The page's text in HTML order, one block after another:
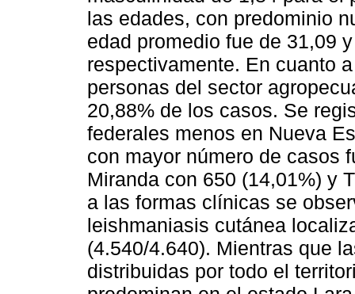
las edades, con predominio
edad promedio fue de 31,09
respectivamente. En cuanto
personas del sector
20,88% de los casos. Se
federales menos en Nueva
con mayor número de casos
Miranda con 650 (14,01%) y
a las formas clínicas se
leishmaniasis cutánea
(4.540/4.640). Mientras que
distribuidas por todo el